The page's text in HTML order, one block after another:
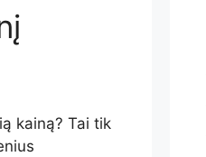
kainą? Tai tik